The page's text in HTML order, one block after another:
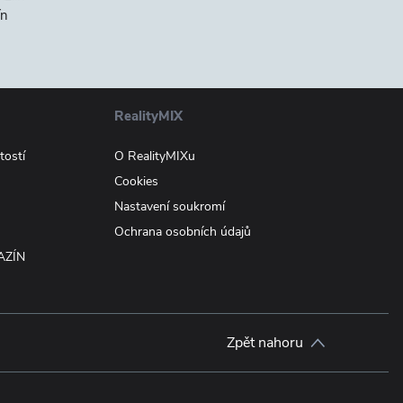
RealityMIX
O RealityMIXu
Cookies
Nastavení soukromí
Ochrana osobních údajů
Zpět nahoru